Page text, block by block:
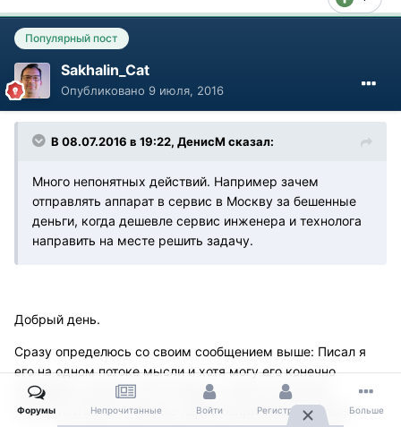
Популярный пост
Sakhalin_Cat
Опубликовано 9 июля, 2016
В 08.07.2016 в 19:22, ДенисМ сказал:
Много непонятных действий. Например зачем
отправлять аппарат в сервис в Москву за бешенные
деньги, когда дешевле сервис инженера и технолога
направить на месте решить задачу.
Добрый день.
Сразу определюсь со своим сообщением выше: Писал я
его на одном потоке мысли и хотя могу его конечно
исправить, делать этого не буду, а просто распишу
тонкости и места которые надо воспринимать (читать)
Форумы Непрочитанные Войти Регистрация Больше